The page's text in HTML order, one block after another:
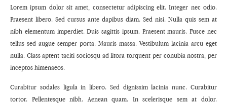
Lorem ipsum dolor sit amet, consectetur adipiscing elit. Integer nec odio.
Praesent libero. Sed cursus ante dapibus diam. Sed nisi. Nulla quis sem at
nibh elementum imperdiet. Duis sagittis ipsum. Praesent mauris. Fusce nec
tellus sed augue semper porta. Mauris massa. Vestibulum lacinia arcu eget
nulla. Class aptent taciti sociosqu ad litora torquent per conubia nostra, per
inceptos himenaeos.
Curabitur sodales ligula in libero. Sed dignissim lacinia nunc. Curabitur
tortor. Pellentesque nibh. Aenean quam. In scelerisque sem at dolor.